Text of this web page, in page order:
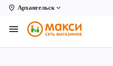
Архангельск
Вологда
Архангельск